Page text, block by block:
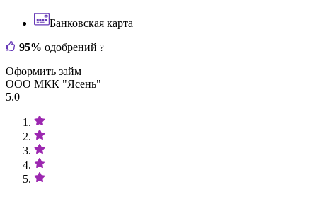
Банковская карта
95% одобрений ?
Оформить займ
ООО МКК "Ясень"
5.0